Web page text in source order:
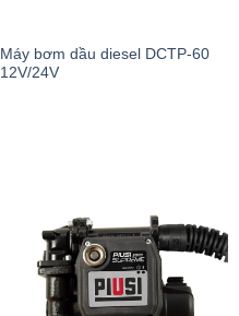
Máy bơm dầu diesel DCTP-60
12V/24V